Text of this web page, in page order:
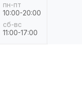
пн-пт
сб-вс
10:00-20:00
11:00-17:00